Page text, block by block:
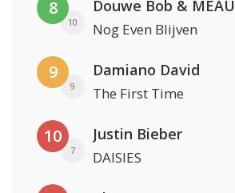
8
10
Douwe Bob & MEAU
Nog Even Blijven
9
9
Damiano David
The First Time
10
7
Justin Bieber
DAISIES